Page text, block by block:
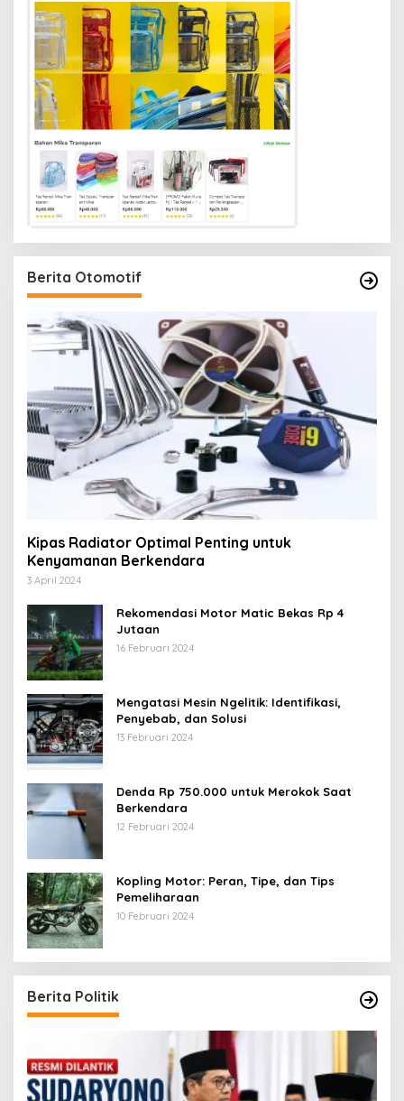
Berita Otomotif
Kipas Radiator Optimal Penting untuk
Kenyamanan Berkendara
3 April 2024
Rekomendasi Motor Matic Bekas Rp 4
Jutaan
16 Februari 2024
Mengatasi Mesin Ngelitik: Identifikasi,
Penyebab, dan Solusi
13 Februari 2024
Denda Rp 750.000 untuk Merokok Saat
Berkendara
12 Februari 2024
Kopling Motor: Peran, Tipe, dan Tips
Pemeliharaan
10 Februari 2024
Berita Politik